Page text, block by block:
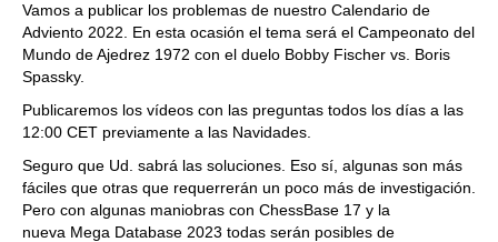
Vamos a publicar los problemas de nuestro Calendario de
Adviento 2022. En esta ocasión el tema será el Campeonato del
Mundo de Ajedrez 1972 con el duelo Bobby Fischer vs. Boris
Spassky.
Publicaremos los vídeos con las preguntas todos los días a las
12:00 CET previamente a las Navidades.
Seguro que Ud. sabrá las soluciones. Eso sí, algunas son más
fáciles que otras que requerrerán un poco más de investigación.
Pero con algunas maniobras con ChessBase 17 y la
nueva Mega Database 2023 todas serán posibles de